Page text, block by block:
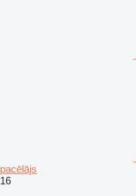
pacēlājs
16